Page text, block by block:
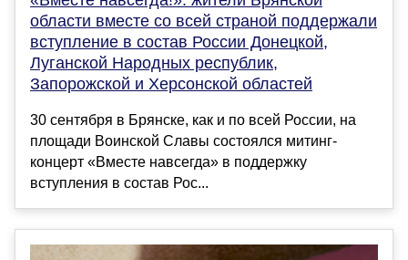
области вместе со всей страной поддержали
вступление в состав России Донецкой,
Луганской Народных республик,
Запорожской и Херсонской областей
30 сентября в Брянске, как и по всей России, на
площади Воинской Славы состоялся митинг-
концерт «Вместе навсегда» в поддержку
вступления в состав Рос...